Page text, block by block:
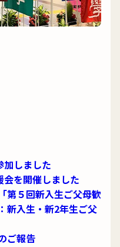
加しました
を開催しました
第５回新入生ご父母歓
入生・新2年生ご父
ご報告